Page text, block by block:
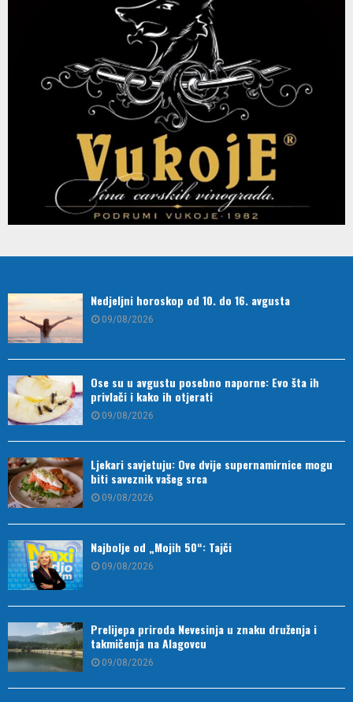
Nedjeljni horoskop od 10. do 16. avgusta
09/08/2026
Ose su u avgustu posebno naporne: Evo šta ih
privlači i kako ih otjerati
09/08/2026
Ljekari savjetuju: Ove dvije supernamirnice mogu
biti saveznik vašeg srca
09/08/2026
Najbolje od „Mojih 50“: Tajči
09/08/2026
Prelijepa priroda Nevesinja u znaku druženja i
takmičenja na Alagovcu
09/08/2026